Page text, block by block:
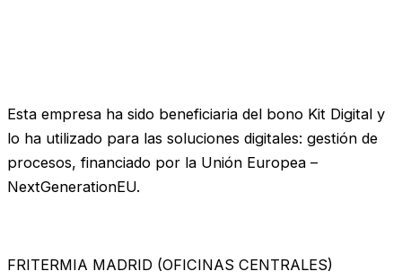
Esta empresa ha sido beneficiaria del bono Kit Digital y
lo ha utilizado para las soluciones digitales: gestión de
procesos, financiado por la Unión Europea –
NextGenerationEU.
FRITERMIA MADRID (OFICINAS CENTRALES)